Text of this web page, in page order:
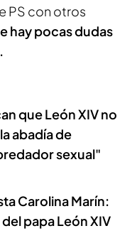
PS con otros
hay pocas dudas
que León XIV no
abadía de
sexual"
Carolina Marín:
papa León XIV